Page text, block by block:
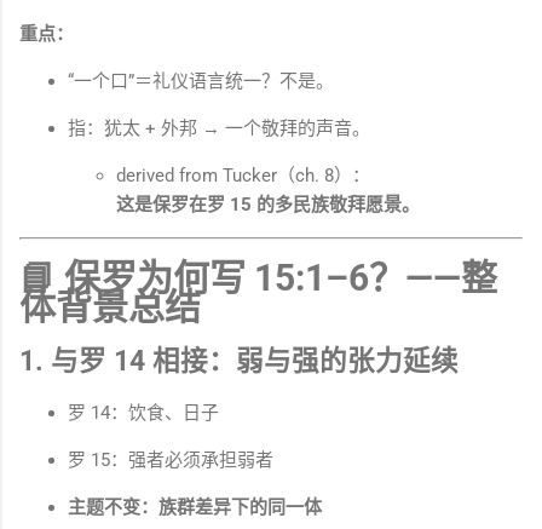
重点：
“一个口”＝礼仪语言统一？不是。
指：犹太 + 外邦 → 一个敬拜的声音。
derived from Tucker（ch. 8）：
这是保罗在罗 15 的多民族敬拜愿景。
📘 保罗为何写 15:1–6？——整
体背景总结
1. 与罗 14 相接：弱与强的张力延续
罗 14：饮食、日子
罗 15：强者必须承担弱者
主题不变：族群差异下的同一体